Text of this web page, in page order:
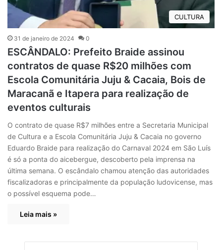
CULTURA
31 de janeiro de 2024 0
ESCÂNDALO: Prefeito Braide assinou
contratos de quase R$20 milhões com
Escola Comunitária Juju & Cacaia, Bois de
Maracanã e Itapera para realização de
eventos culturais
O contrato de quase R$7 milhões entre a Secretaria Municipal
de Cultura e a Escola Comunitária Juju & Cacaia no governo
Eduardo Braide para realização do Carnaval 2024 em São Luís
é só a ponta do aicebergue, descoberto pela imprensa na
última semana. O escândalo chamou atenção das autoridades
fiscalizadoras e principalmente da população ludovicense, mas
o possível esquema pode…
Leia mais »